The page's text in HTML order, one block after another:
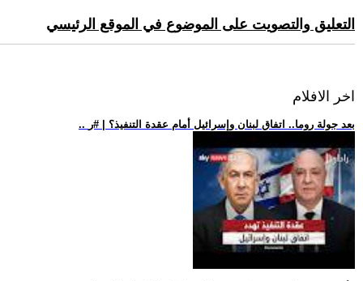
التعليق والتصويت على الموضوع في الموقع الرئيسي
اخر الافلام
.. بعد جولة روما.. اتفاق لبنان وإسرائيل أمام عقدة التنفيذ؟ | #ر